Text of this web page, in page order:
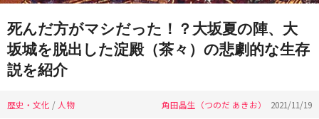
死んだ方がマシだった！？大坂夏の陣、大
坂城を脱出した淀殿（茶々）の悲劇的な生存
説を紹介
歴史・文化 / 人物 角田晶生（つのだ あきお） 2021/11/19